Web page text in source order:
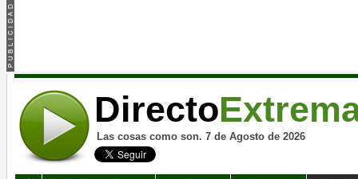
Directo
Las cosas como son. 7 de Agosto de 2026